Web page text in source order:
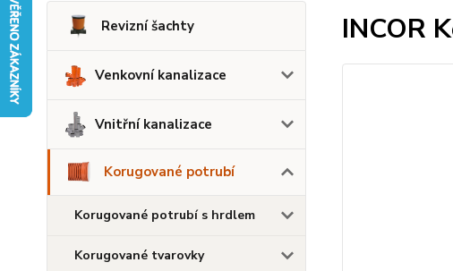
Revizní šachty
Venkovní kanalizace
Vnitřní kanalizace
Korugované potrubí
Korugované potrubí s hrdlem
Korugované tvarovky
INCOR